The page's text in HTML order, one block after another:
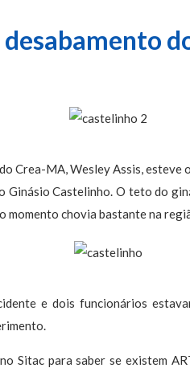
Crea-MA, Wesley Assis, esteve
Ginásio Castelinho. O teto do
momento chovia bastante na
e dois funcionários
para saber se existem